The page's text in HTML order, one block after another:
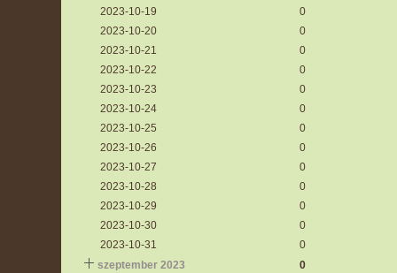
2023-10-19
0
2023-10-20
0
2023-10-21
0
2023-10-22
0
2023-10-23
0
2023-10-24
0
2023-10-25
0
2023-10-26
0
2023-10-27
0
2023-10-28
0
2023-10-29
0
2023-10-30
0
2023-10-31
0
szeptember 2023
0